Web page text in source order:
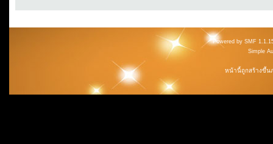
Powered by SMF
Simple
หน้านี้ถูกสร้างขึ้น